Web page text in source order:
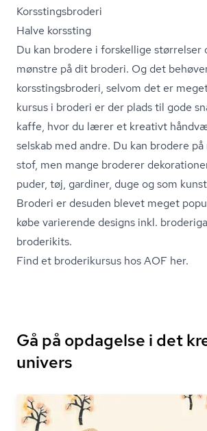
Kors­stings­bro­de­ri
Halve korssting
Du kan brodere i forskellige størrelser
mønstre på dit broderi. Og det
kors­stings­bro­de­ri, selvom det er
kursus i broderi er der plads til gode
kaffe, hvor du lærer et kreativt
selskab med andre. Du kan brodere
stof, men mange broderer
puder, tøj, gardiner, duge og som
Broderi er desuden blevet meget
købe varierende designs inkl.
broderikits.
Find et broderikursus hos AOF her.
Gå på opdagelse i det
univers